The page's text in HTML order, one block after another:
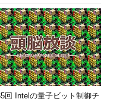
本テクニック』など。
援事業にてPC基礎および
eラーニング指導を担
回 Intelの量子ビット制御チ